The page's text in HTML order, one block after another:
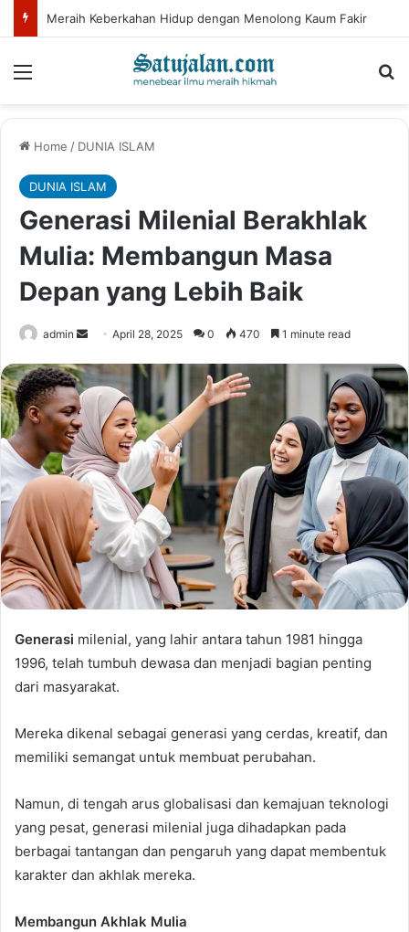
Jangan Lelah Menjadi Hamba Allah, Jangan Pernah Menyerah dalam Ketaatan
Menu
Home / DUNIA ISLAM
DUNIA ISLAM
Generasi Milenial Berakhlak
Mulia: Membangun Masa
Depan yang Lebih Baik
admin
Send
email
April 28, 2025 0 470 1 minute read
Generasi milenial, yang lahir antara tahun 1981 hingga
1996, telah tumbuh dewasa dan menjadi bagian penting
dari masyarakat.
Mereka dikenal sebagai generasi yang cerdas, kreatif, dan
memiliki semangat untuk membuat perubahan.
Namun, di tengah arus globalisasi dan kemajuan teknologi
yang pesat, generasi milenial juga dihadapkan pada
berbagai tantangan dan pengaruh yang dapat membentuk
karakter dan akhlak mereka.
Membangun Akhlak Mulia